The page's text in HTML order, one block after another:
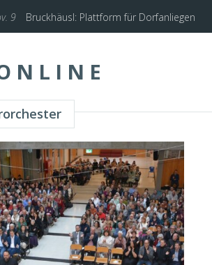
4 Start für Planung Hochwasserschutz